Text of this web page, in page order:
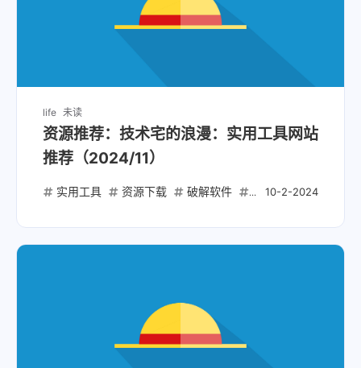
life 未读
资源推荐：技术宅的浪漫：实用工具网站
推荐（2024/11）
10-2-2024
实用工具 资源下载 破解软件 破解脚本 开源项